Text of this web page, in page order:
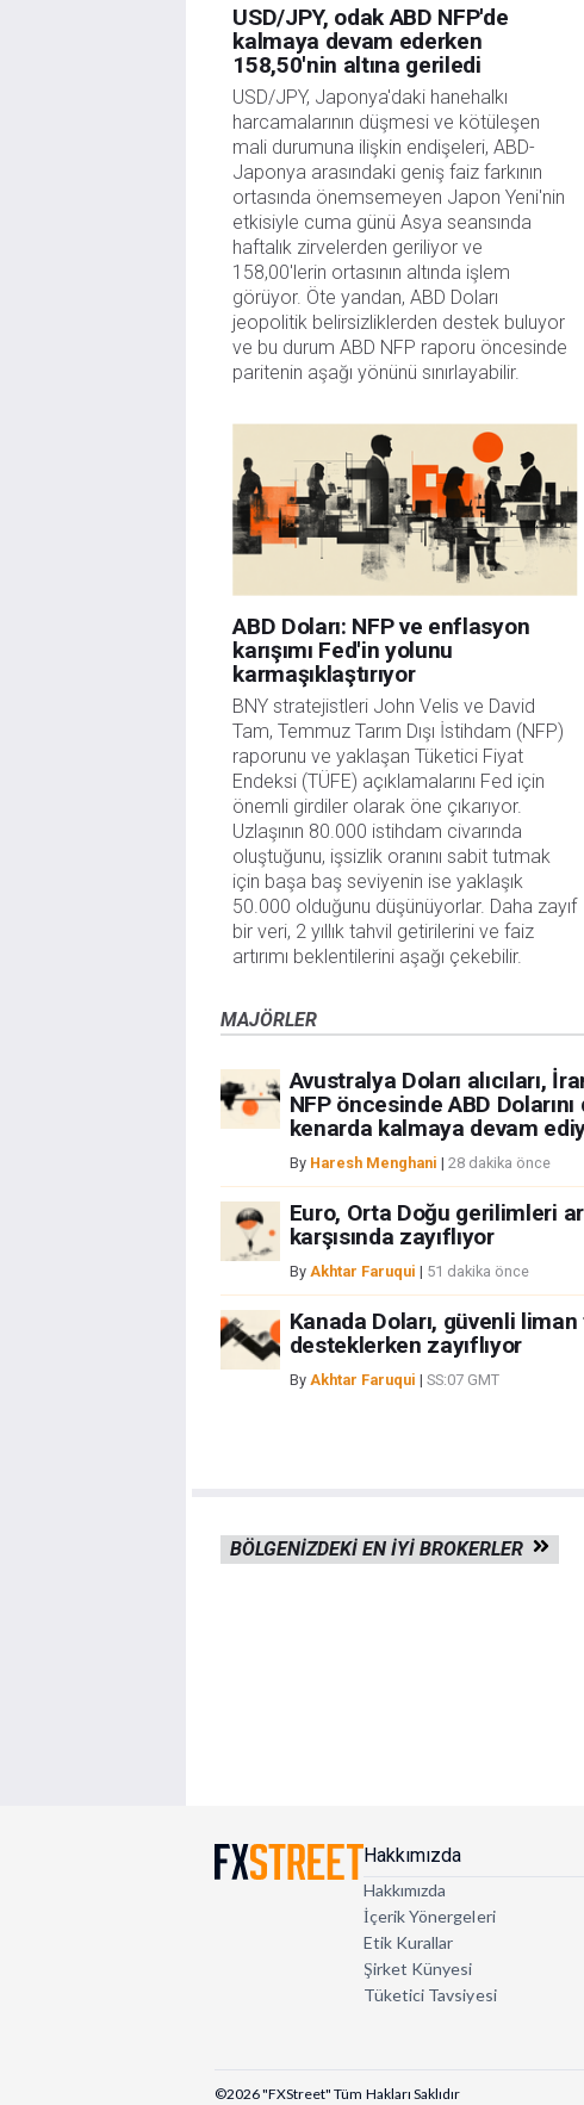
USD/JPY, odak ABD NFP'de
kalmaya devam ederken
158,50'nin altına geriledi
USD/JPY, Japonya'daki hanehalkı
harcamalarının düşmesi ve kötüleşen
mali durumuna ilişkin endişeleri, ABD-
Japonya arasındaki geniş faiz farkının
ortasında önemsemeyen Japon Yeni'nin
etkisiyle cuma günü Asya seansında
haftalık zirvelerden geriliyor ve
158,00'lerin ortasının altında işlem
görüyor. Öte yandan, ABD Doları
jeopolitik belirsizliklerden destek buluyor
ve bu durum ABD NFP raporu öncesinde
paritenin aşağı yönünü sınırlayabilir.
ABD Doları: NFP ve enflasyon
karışımı Fed'in yolunu
karmaşıklaştırıyor
BNY stratejistleri John Velis ve David
Tam, Temmuz Tarım Dışı İstihdam (NFP)
raporunu ve yaklaşan Tüketici Fiyat
Endeksi (TÜFE) açıklamalarını Fed için
önemli girdiler olarak öne çıkarıyor.
Uzlaşının 80.000 istihdam civarında
oluştuğunu, işsizlik oranını sabit tutmak
için başa baş seviyenin ise yaklaşık
50.000 olduğunu düşünüyorlar. Daha zayıf
bir veri, 2 yıllık tahvil getirilerini ve faiz
artırımı beklentilerini aşağı çekebilir.
MAJÖRLER
Avustralya Doları alıcıları,
NFP öncesinde ABD
kenarda kalmaya devam
By Haresh Menghani | 28 dakika önce
Euro, Orta Doğu gerilimleri
karşısında zayıflıyor
By Akhtar Faruqui | 51 dakika önce
Kanada Doları, güvenli liman
desteklerken zayıflıyor
By Akhtar Faruqui | SS:07 GMT
BÖLGENIZDEKI EN IYI BROKERLER
Hakkımızda
Hakkımızda
İçerik Yönergeleri
Etik Kurallar
Şirket Künyesi
Tüketici Tavsiyesi
©2026 "FXStreet" Tüm Hakları Saklıdır